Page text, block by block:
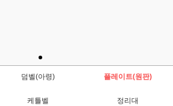
덤벨(아령) 플레이트(원판)
케틀벨 정리대